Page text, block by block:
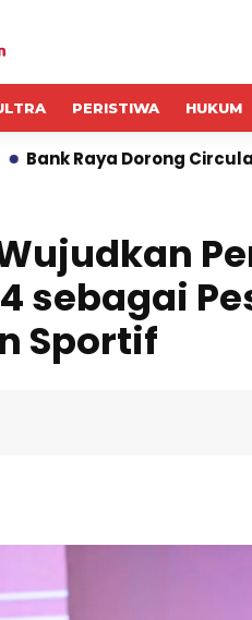
PERISTIWA HUKUM
Circular Economy dan
sebagai
Sportif